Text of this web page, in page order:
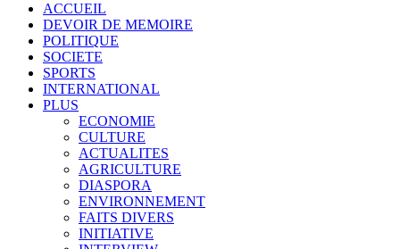
ACCUEIL
DEVOIR DE MEMOIRE
POLITIQUE
SOCIETE
SPORTS
INTERNATIONAL
PLUS
ECONOMIE
CULTURE
ACTUALITES
AGRICULTURE
DIASPORA
ENVIRONNEMENT
FAITS DIVERS
INITIATIVE